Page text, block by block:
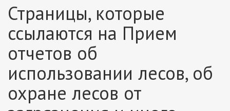
Страницы, которые
ссылаются на Прием
отчетов об
использовании лесов, об
охране лесов от